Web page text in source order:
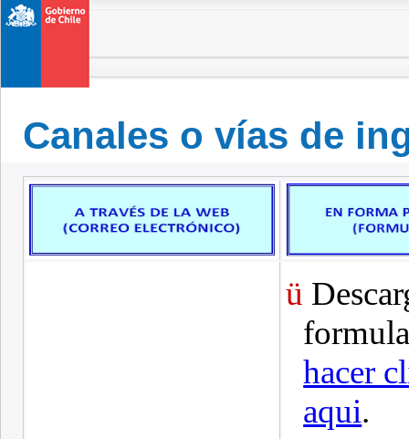
Canales o vías de
ü
hacer
aqui.